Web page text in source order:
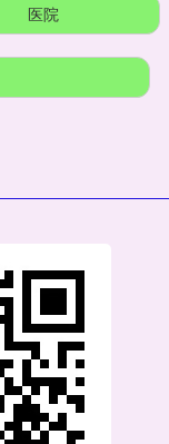
医院